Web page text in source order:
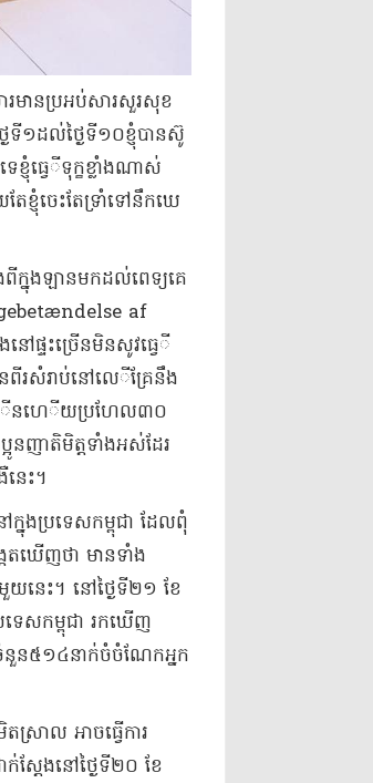
រ​មាន​ប្រអប់​សារ​សួរសុខ
ទី​១​ដល់​ថ្ងៃទី​១០​ខ្ញុំ​បាន​ស៊ូ​
ញុំ​ធ្វេ​ី​ទុក្ខ​ខ្លាំងណាស់​
ែ​ខ្ញុំ​ចេះតែ​ទ្រាំ​ទៅ​នឹក​ឃេ​
នុង​ឡាន​មកដល់​ពេទ្យ​គេ​
af
ៅផ្ទះ​ច្រើន​មិនសូវ​ធ្វេ​ី​
ពីរ​សំរាប់​នៅ​លេ​ី​គ្រែ​នឹង​
រេ​ី​ន​ហេ​ី​យ​ប្រហែល​៣០​
ញាតិមិត្ត​ទាំងអស់​ដែរ​
នេះ​។​
នុង​ប្រទេស​កម្ពុជា ដែល​ពុំ
តឃើញថា មាន​ទាំង​
យ​នេះ​។ នៅ​ថ្ងៃទី​២១ ខែ
េស​កម្ពុជា រកឃើញ​
នួន​៥១៤​នាក់​ចំ​ចំណែក​អ្នក
រាល អាចធ្វើ​ការ
ស្តែង​នៅ​ថ្ងៃទី​២០ ខែ